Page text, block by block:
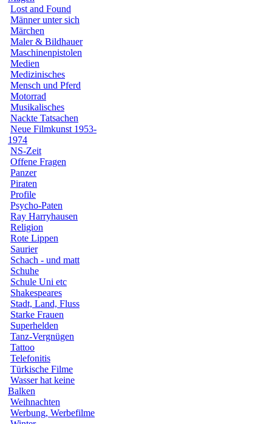
Lost and Found
Männer unter sich
Märchen
Maler & Bildhauer
Maschinenpistolen
Medien
Medizinisches
Mensch und Pferd
Motorrad
Musikalisches
Nackte Tatsachen
Neue Filmkunst 1953-
1974
NS-Zeit
Offene Fragen
Panzer
Piraten
Profile
Psycho-Paten
Ray Harryhausen
Religion
Rote Lippen
Saurier
Schach - und matt
Schuhe
Schule Uni etc
Shakespeares
Stadt, Land, Fluss
Starke Frauen
Superhelden
Tanz-Vergnügen
Tattoo
Telefonitis
Türkische Filme
Wasser hat keine
Balken
Weihnachten
Werbung, Werbefilme